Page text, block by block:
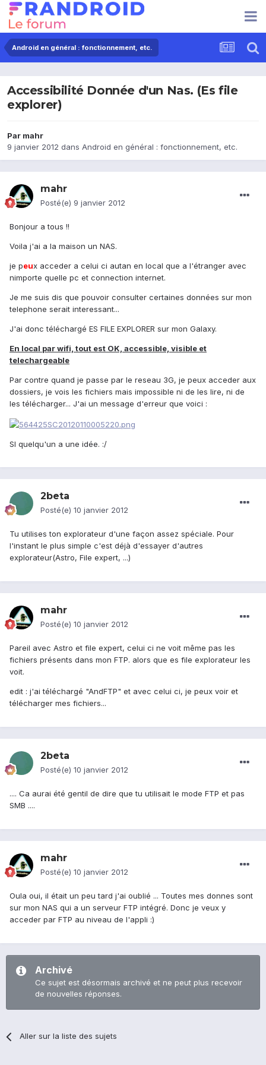
Android en général : fonctionnement, etc.
Accessibilité Donnée d'un Nas. (Es file
explorer)
Par mahr
9 janvier 2012 dans Android en général : fonctionnement, etc.
mahr
Posté(e) 9 janvier 2012
Bonjour a tous !!
Voila j'ai a la maison un NAS.
je peux acceder a celui ci autan en local que a l'étranger avec
nimporte quelle pc et connection internet.
Je me suis dis que pouvoir consulter certaines données sur mon
telephone serait interessant...
J'ai donc téléchargé ES FILE EXPLORER sur mon Galaxy.
En local par wifi, tout est OK, accessible, visible et
telechargeable
Par contre quand je passe par le reseau 3G, je peux acceder aux
dossiers, je vois les fichiers mais impossible ni de les lire, ni de
les télécharger... J'ai un message d'erreur que voici :
SI quelqu'un a une idée. :/
2beta
Posté(e) 10 janvier 2012
Tu utilises ton explorateur d'une façon assez spéciale. Pour
l'instant le plus simple c'est déjà d'essayer d'autres
explorateur(Astro, File expert, ...)
mahr
Posté(e) 10 janvier 2012
Pareil avec Astro et file expert, celui ci ne voit même pas les
fichiers présents dans mon FTP. alors que es file explorateur les
voit.
edit : j'ai téléchargé "AndFTP" et avec celui ci, je peux voir et
télécharger mes fichiers...
2beta
Posté(e) 10 janvier 2012
.... Ca aurai été gentil de dire que tu utilisait le mode FTP et pas
SMB ....
mahr
Posté(e) 10 janvier 2012
Oula oui, il était un peu tard j'ai oublié ... Toutes mes donnes sont
sur mon NAS qui a un serveur FTP intégré. Donc je veux y
acceder par FTP au niveau de l'appli :)
Archivé
Ce sujet est désormais archivé et ne peut plus recevoir
de nouvelles réponses.
Aller sur la liste des sujets